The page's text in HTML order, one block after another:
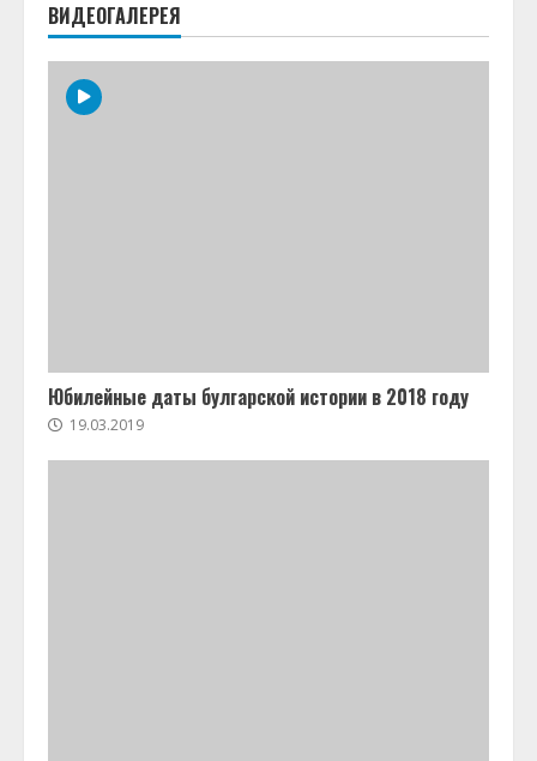
ВИДЕОГАЛЕРЕЯ
Юбилейные даты булгарской истории в 2018 году
19.03.2019